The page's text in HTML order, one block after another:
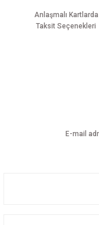
Anlaşmalı Kartlarda
Taksit Seçenekleri